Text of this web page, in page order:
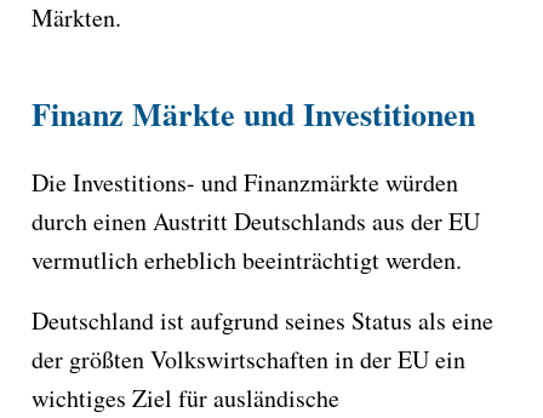
Märkten.
Finanz Märkte und Investitionen
Die Investitions- und Finanzmärkte würden
durch einen Austritt Deutschlands aus der EU
vermutlich erheblich beeinträchtigt werden.
Deutschland ist aufgrund seines Status als eine
der größten Volkswirtschaften in der EU ein
wichtiges Ziel für ausländische